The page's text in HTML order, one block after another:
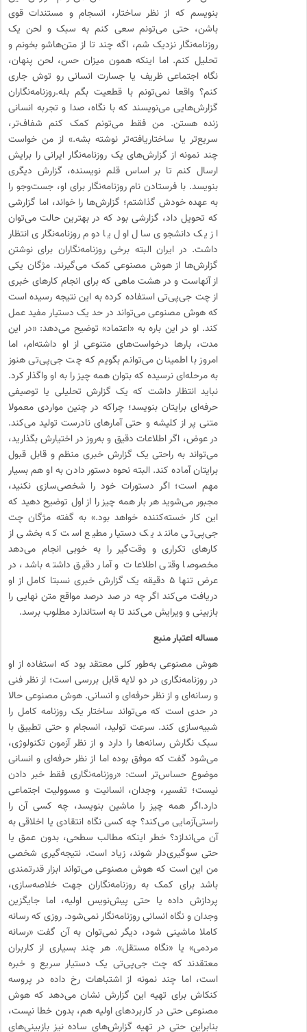
بنویسم که از نظر ساختار، انسجام و مستندات قوی
باشن، حتی می‌تونم سعی کنم به سبک و لحن یک
روزنامه‌نگار نزدیک شم، اگه چند تا از متن‌هاشو بخونم و
تحلیل کنم. اما اینکه همون میزان حس، لحن پنهان،
نگاه اجتماعی ظریف یا جسارت انسانی رو توش جاری
کنم؟ واقعا نمی‌تونم با قطعیت بگم بله.روزنامه‌نگاران
گزارش‌هایی می‌نویسند که با نگاه، صدا و تجربه انسانی
زنده‌ هستن. من فقط می‌تونم کمک کنم شفاف‌تر،
سریع‌تر یا ساختاریافته‌تر نوشته بشه.» از من خواست
چند نمونه از گزارش‌های یک روزنامه‌نگار ایرانی را برایش
ارسال کنم تا بر اساس قلم نویسنده، گزارش دیگری
بنویسد. با فرستادن نام روزنامه‌نگار برای او، جست‌وجو را
به عهده خودش گذاشتم؛ گزارش‌ها را خواند، اما گزارشی
که تحویل داد، گزارشی بود که در بهترین حالت می‌توان
از یک دانشجوی سال اول یا دوم روزنامه‌نگاری انتظار
داشت. در ایران البته برخی روزنامه‌نگاران برای نوشتن
گزارش‌ها از هوش مصنوعی کمک می‌گیرند. مژگان یکی
از آنهاست و در هشت ماهی که برای انجام کارهای خبری
از چت جی‌پی‌تی استفاده کرده به این نتیجه رسیده است
که هوش مصنوعی می‌تواند در حد یک دستیار مفید عمل
کند. او در این باره به «اعتماد» توضیح می‌دهد: «در این
مدت، بارها درخواست‌های متنوعی از او داشته‌ام، اما
امروز با اطمینان می‌توانم بگویم که چت جی‌پی‌تی هنوز
به مرحله‌ای نرسیده که بتوان همه‌ چیز را به او واگذار کرد.
نباید انتظار داشت که یک گزارش تحلیلی یا توصیفی
حرفه‌ای برایتان بنویسد؛ چراکه در چنین مواردی معمولا
متنی پر از کلیشه و حتی آمارهای نادرست تولید می‌کند.
در عوض، اگر اطلاعات دقیق و به‌روز در اختیارش بگذارید،
می‌تواند به‌ راحتی یک گزارش خبری منظم و قابل قبول
برایتان آماده کند. البته نحوه‌ دستور دادن به او هم بسیار
مهم است؛ اگر دستورات خود را شخصی‌سازی نکنید،
مجبور می‌شوید هر بار همه‌ چیز را از اول توضیح دهید که
این کار خسته‌کننده خواهد بود.» به گفته مژگان چت
جی‌پی‌تی مانند یک دستیار مطیع است که بخشی از
کارهای تکراری و وقت‌گیر را به ‌خوبی انجام می‌دهد
مخصوصا وقتی اطلاعات و آمار دقیق داشته باشد، در
عرض تنها ۵ دقیقه یک گزارش خبری نسبتا کامل از او
دریافت می‌کند اگر چه در صد درصد مواقع متن نهایی را
بازبینی و ویرایش می‌کند تا به استاندارد مطلوب برسد.
مساله اعتبار منبع
هوش مصنوعی به‌طور کلی معتقد بود که استفاده از او
در روزنامه‌نگاری در دو لایه قابل بررسی است؛ از نظر فنی
و رسانه‌ای و از نظر حرفه‌ای و انسانی. هوش مصنوعی حالا
در حدی است که می‌تواند ساختار یک روزنامه کامل را
شبیه‌سازی کند. سرعت تولید، انسجام و حتی تطبیق با
سبک نگارش رسانه‌ها را دارد و از نظر آزمون تکنولوژی،
می‌شود گفت که موفق بوده اما از نظر حرفه‌ای و انسانی
موضوع حساس‌تر است: «روزنامه‌نگاری فقط خبر دادن
نیست؛ تفسیر، وجدان، انسانیت و مسوولیت اجتماعی
دارد.اگر همه‌ چیز را ماشین بنویسد، چه کسی آن را
راستی‌آزمایی می‌کند؟ چه کسی نگاه انتقادی یا اخلاقی به
آن می‌اندازد؟ خطر اینکه مطالب سطحی، بدون عمق یا
حتی سوگیری‌دار شوند، زیاد است. نتیجه‌گیری شخصی
من این است که هوش مصنوعی می‌تواند ابزار قدرتمندی
باشد برای کمک به روزنامه‌نگاران جهت خلاصه‌سازی،
پردازش داده یا حتی پیش‌نویس اولیه، اما جایگزین
وجدان و نگاه انسانی روزنامه‌نگار نمی‌شود. روزی که رسانه
کاملا ماشینی شود، دیگر نمی‌توان به آن گفت «رسانه
مردمی» یا «نگاه مستقل». هر چند بسیاری از کاربران
معتقدند که چت جی‌پی‌تی یک دستیار سریع و خبره
است، اما چند نمونه از اشتباهات رخ داده در پروسه
کنکاش برای تهیه این گزارش نشان می‌دهد که هوش
مصنوعی حتی در کاربردهای اولیه هم، بدون خطا نیست،
بنابراین حتی در تهیه گزارش‌های ساده نیز بازبینی‌‌های